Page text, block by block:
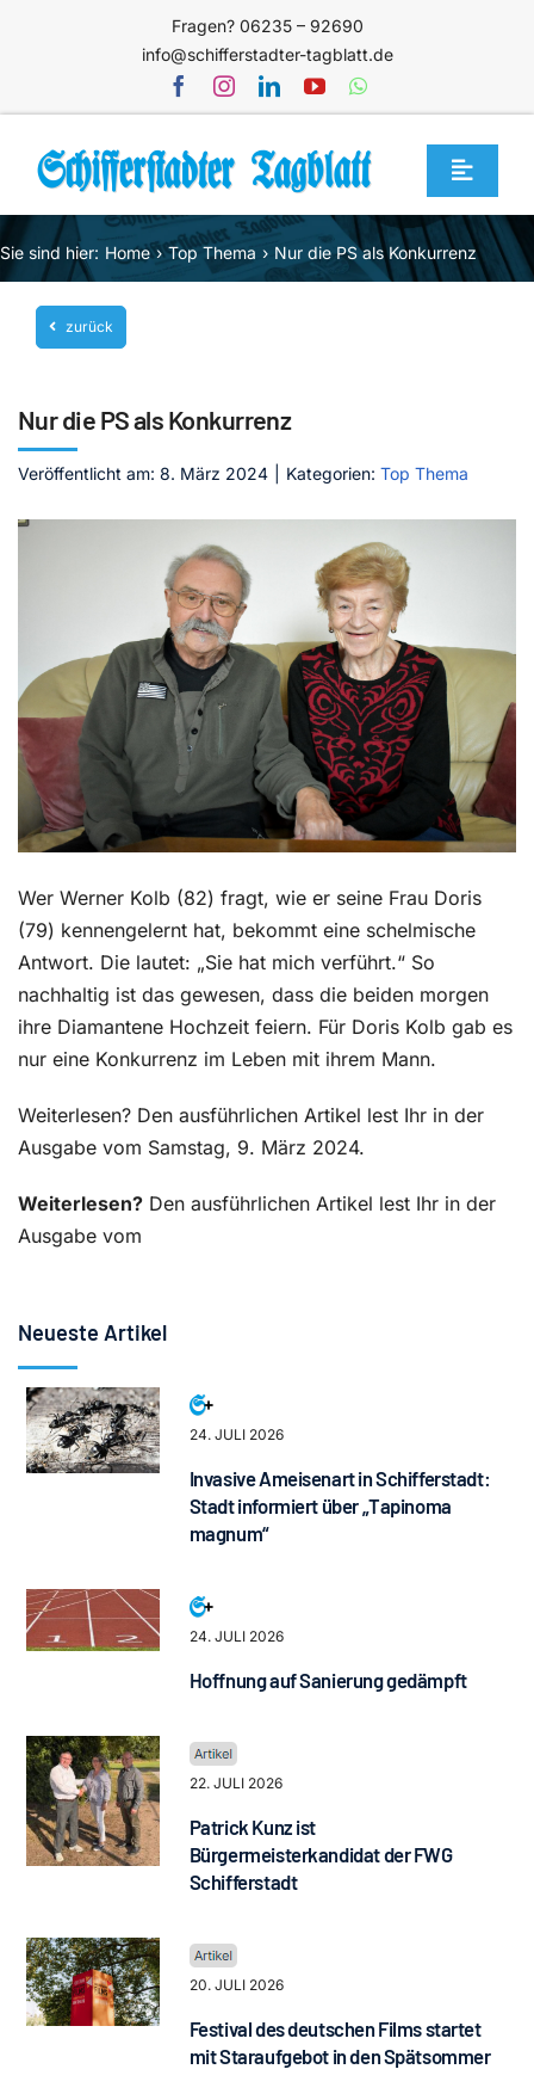
Fragen? 06235 – 92690
info@schifferstadter-tagblatt.de
Toggle
Home
Themen
Blog
Service
Mediathek
Jetzt abonnieren
Sie sind hier: Home Top Thema Nur die PS als Konkurrenz
zurück
Nur die PS als Konkurrenz
Veröffentlicht am: 8. März 2024 Kategorien: Top Thema
Wer Werner Kolb (82) fragt, wie er seine Frau Doris
(79) kennengelernt hat, bekommt eine schelmische
Antwort. Die lautet: „Sie hat mich verführt.“ So
nachhaltig ist das gewesen, dass die beiden morgen
ihre Diamantene Hochzeit feiern. Für Doris Kolb gab es
nur eine Konkurrenz im Leben mit ihrem Mann.
Weiterlesen? Den ausführlichen Artikel lest Ihr in der
Ausgabe vom Samstag, 9. März 2024.
Weiterlesen? Den ausführlichen Artikel lest Ihr in der
Ausgabe vom
Neueste Artikel
24. JULI 2026
Invasive Ameisenart in Schifferstadt:
Stadt informiert über „Tapinoma
magnum“
24. JULI 2026
Hoffnung auf Sanierung gedämpft
22. JULI 2026
Patrick Kunz ist
Bürgermeisterkandidat der FWG
Schifferstadt
20. JULI 2026
Festival des deutschen Films startet
mit Staraufgebot in den Spätsommer